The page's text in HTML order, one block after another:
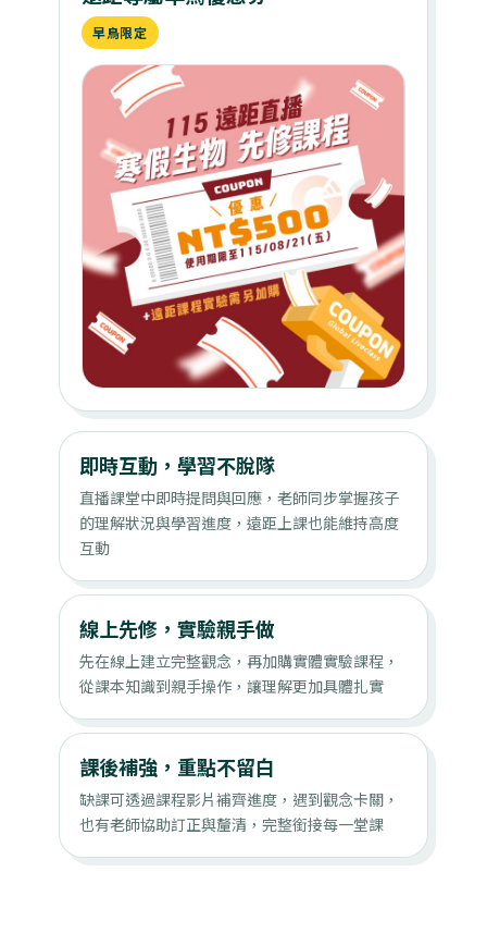
早鳥限定
即時互動，學習不脫隊
直播課堂中即時提問與回應，老師同步掌握孩子
的理解狀況與學習進度，遠距上課也能維持高度
互動
線上先修，實驗親手做
先在線上建立完整觀念，再加購實體實驗課程，
從課本知識到親手操作，讓理解更加具體扎實
課後補強，重點不留白
缺課可透過課程影片補齊進度，遇到觀念卡關，
也有老師協助訂正與釐清，完整銜接每一堂課